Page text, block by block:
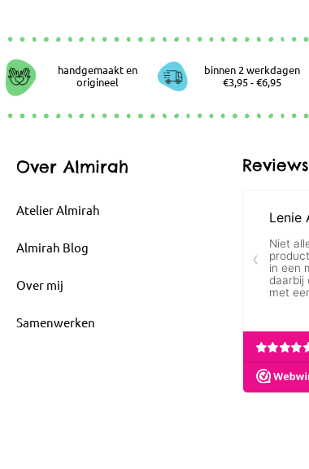
handgemaakt en
origineel
binnen 2 werkdagen
€3,95 - €6,95
Over Almirah
Atelier Almirah
Almirah Blog
Over mij
Samenwerken
Reviews